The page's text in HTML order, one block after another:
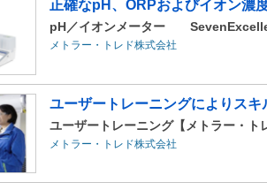
正確なpH、ORPおよびイオン濃
pH／イオンメーター
メトラー・トレド株式会社
ユーザートレーニングによりスキ
ユーザートレーニング【メトラー・ト
メトラー・トレド株式会社